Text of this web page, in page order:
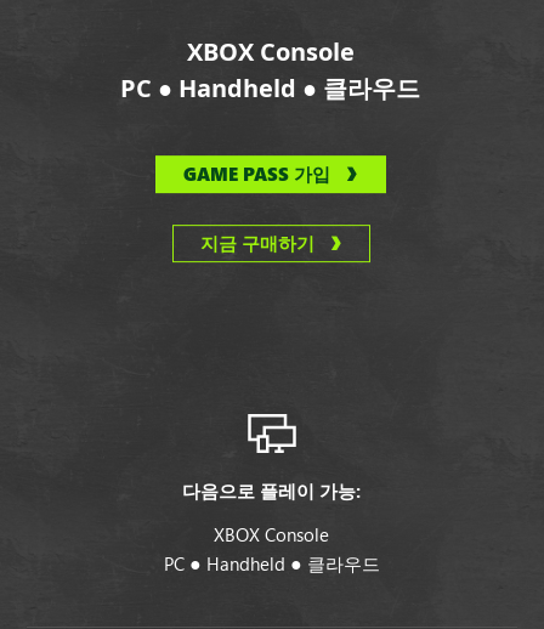
XBOX Console
PC ● Handheld ● 클라우드
GAME PASS 가입
지금 구매하기
다음으로 플레이 가능:
XBOX Console
PC ● Handheld ● 클라우드